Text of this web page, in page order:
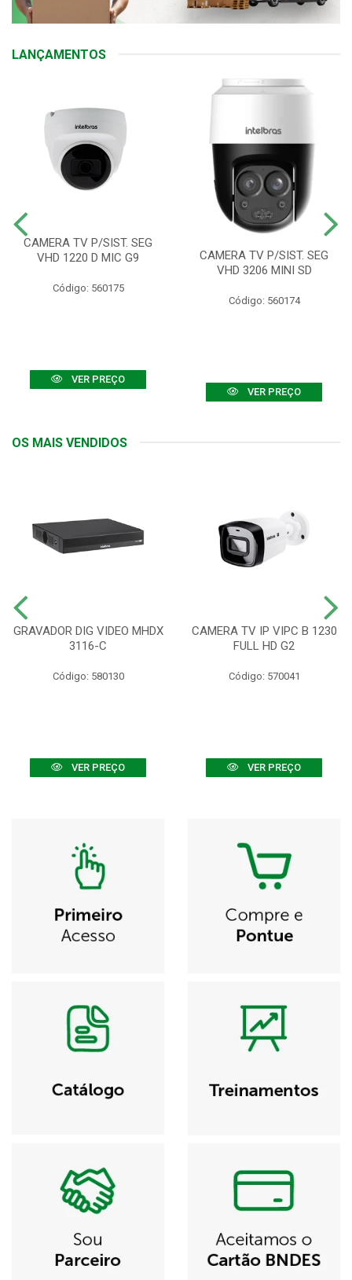
LANÇAMENTOS
CAMERA TV P/SIST. SEG
VHD 1220 D MIC G9
Código: 560175
VER PREÇO
CAMERA TV P/SIST. SEG
VHD 3206 MINI SD
Código: 560174
VER PREÇO
OS MAIS VENDIDOS
GRAVADOR DIG VIDEO MHDX
3116-C
Código: 580130
VER PREÇO
CAMERA TV IP VIPC B 1230
FULL HD G2
Código: 570041
VER PREÇO